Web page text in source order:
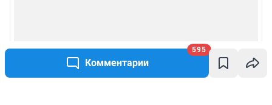
Комментарии
595